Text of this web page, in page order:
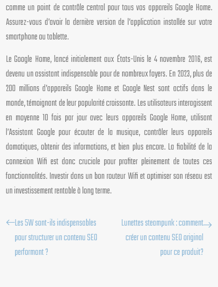
comme un point de contrôle central pour tous vos appareils Google Home.
Assurez-vous d’avoir la dernière version de l’application installée sur votre
smartphone ou tablette.
Le Google Home, lancé initialement aux États-Unis le 4 novembre 2016, est
devenu un assistant indispensable pour de nombreux foyers. En 2023, plus de
200 millions d’appareils Google Home et Google Nest sont actifs dans le
monde, témoignant de leur popularité croissante. Les utilisateurs interagissent
en moyenne 10 fois par jour avec leurs appareils Google Home, utilisant
l’Assistant Google pour écouter de la musique, contrôler leurs appareils
domotiques, obtenir des informations, et bien plus encore. La fiabilité de la
connexion Wifi est donc cruciale pour profiter pleinement de toutes ces
fonctionnalités. Investir dans un bon routeur Wifi et optimiser son réseau est
un investissement rentable à long terme.
Les 5W sont-ils indispensables
pour structurer un contenu SEO
performant ?
Lunettes steampunk : comment
créer un contenu SEO original
pour ce produit?